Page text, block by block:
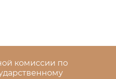
комиссии по